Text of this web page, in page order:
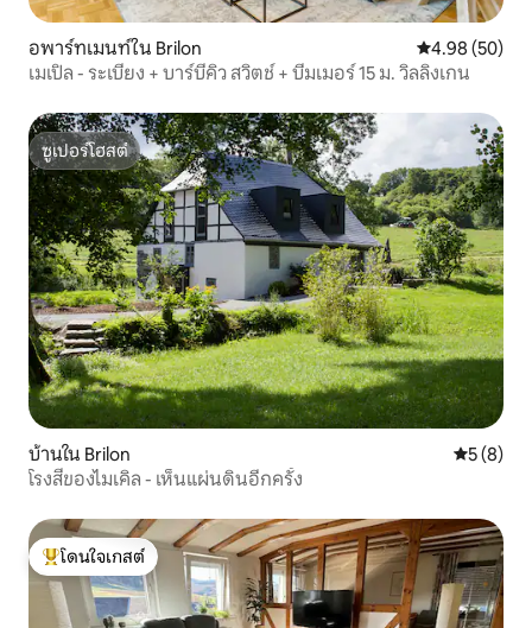
อพาร์ทเมนท์ใน Brilon คะแนนเฉลี่ย
4.98 (50)
เมเปิล - ระเบียง + บาร์บีคิว สวิตช์ + บีมเมอร์ 15 ม. วิลลิงเกน
ซูเปอร์โฮสต์
ซูเปอร์โฮสต์
บ้านใน Brilon คะแนนเฉ
5 (8)
โรงสีของไมเคิล - เห็นแผ่นดินอีกครั้ง
โดนใจเกสต์ที่สุด
โดนใจเกสต์